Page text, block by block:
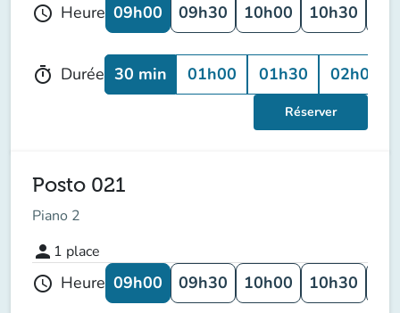
schedule Heure 09h00 09h30 10h00 10h30
timer Durée 30 min 01h00 01h30 02h00
Réserver
Posto 021
Piano 2
person 1 place
schedule Heure 09h00 09h30 10h00 10h30